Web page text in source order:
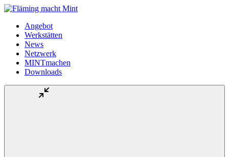
Angebot
Werkstätten
News
Netzwerk
MINTmachen
Downloads